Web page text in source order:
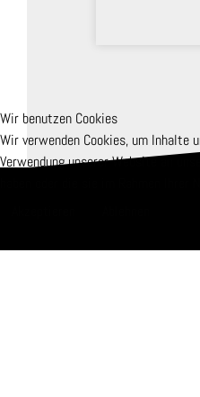
Wir benutzen Cookies
Wir verwenden Cookies, um Inhalte
Verwendung unserer Website an